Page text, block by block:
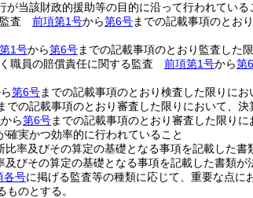
当該財政的援助等の目的に沿って行われている
監査 前項第1号から第6号までの記載事項のとお
1号から第6号までの記載事項のとおり監査した
職員の賠償責任に関する監査 前項第1号から第
第6号までの記載事項のとおり検査した限りに
での記載事項のとおり審査した限りにおいて、
から第6号までの記載事項のとおり審査した限り
実かつ効率的に行われていること
率及びその算定の基礎となる事項を記載した書
びその算定の基礎となる事項を記載した書類が
各号に掲げる監査等の種類に応じて、重要な点に
のとする。